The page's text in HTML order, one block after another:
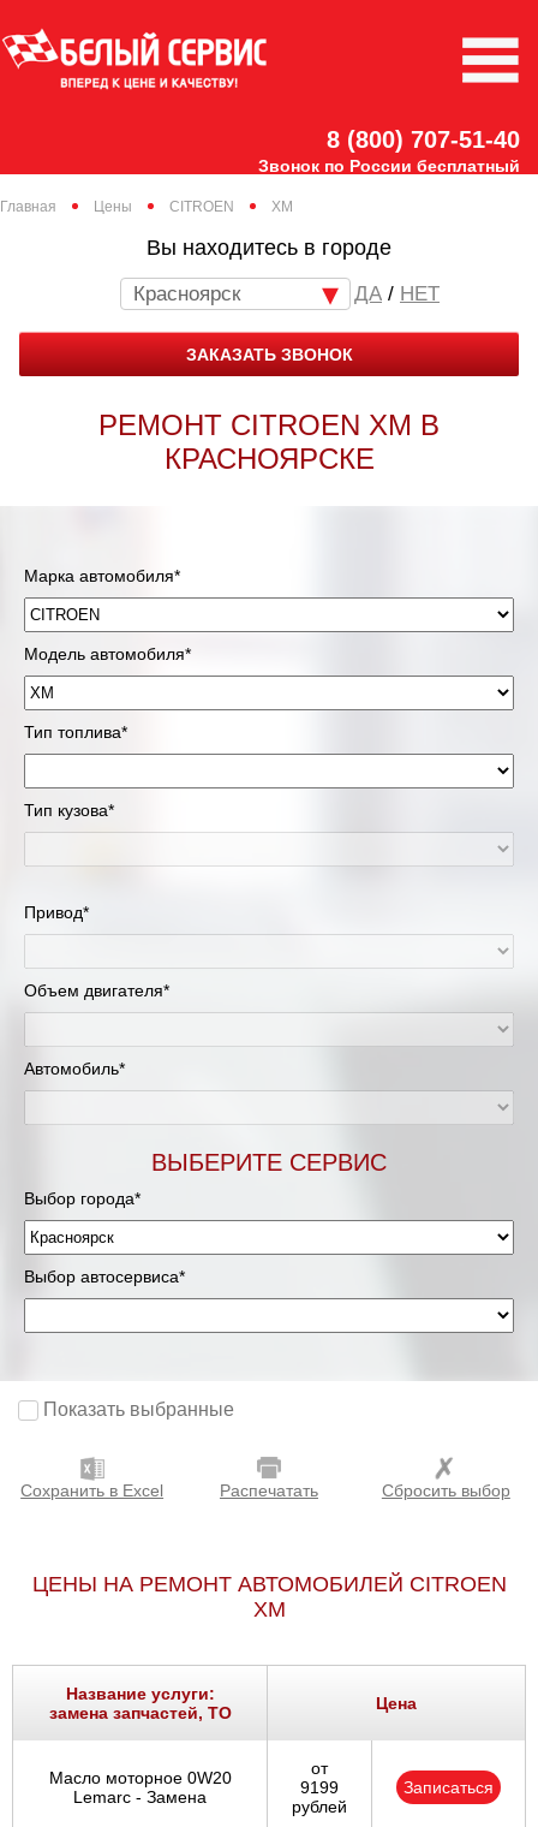
8 (800) 707-51-40
Звонок по России бесплатный
Главная Цены CITROEN XM
Вы находитесь в городе
Красноярск / НЕТ
ЗАКАЗАТЬ ЗВОНОК
РЕМОНТ CITROEN XM В
КРАСНОЯРСКЕ
Марка автомобиля*
Модель автомобиля*
Тип топлива*
Тип кузова*
Привод*
Объем двигателя*
Автомобиль*
ВЫБЕРИТЕ СЕРВИС
Выбор города*
Выбор автосервиса*
Показать выбранные
Сохранить в Excel Распечатать Сбросить выбор
ЦЕНЫ НА РЕМОНТ АВТОМОБИЛЕЙ CITROEN
XM
Название услуги:
замена запчастей, ТО
Цена
Масло моторное 0W20
Lemarc - Замена
от
9199
рублей
Записаться